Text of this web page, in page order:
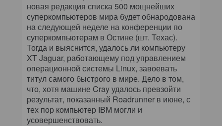
новая редакция списка 500 мощнейших
суперкомпьютеров мира будет обнародована
на следующей неделе на конференции по
суперкомпьютерам в Остине (шт. Техас).
Тогда и выяснится, удалось ли компьютеру
XT Jaguar, работающему под управлением
операционной системы Linux, завоевать
титул самого быстрого в мире. Дело в том,
что, хотя машине Cray удалось превзойти
результат, показанный Roadrunner в июне, с
тех пор компьютер IBM могли и
усовершенствовать.